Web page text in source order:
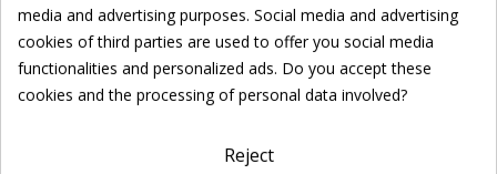
Share
For orders over 39€
media and advertising purposes. Social media and advertising
cookies of third parties are used to offer you social media
functionalities and personalized ads. Do you accept these
cookies and the processing of personal data involved?
Reject